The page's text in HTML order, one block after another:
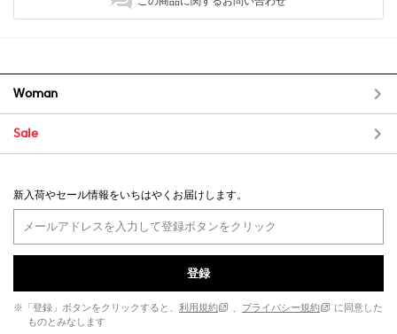
Woman
Sale
新入荷やセール情報をいちはやくお届けします。
登録
※「登録」ボタンをクリックすると、 利用規約 、 プライバシー規約
に同意した
ものとみなします